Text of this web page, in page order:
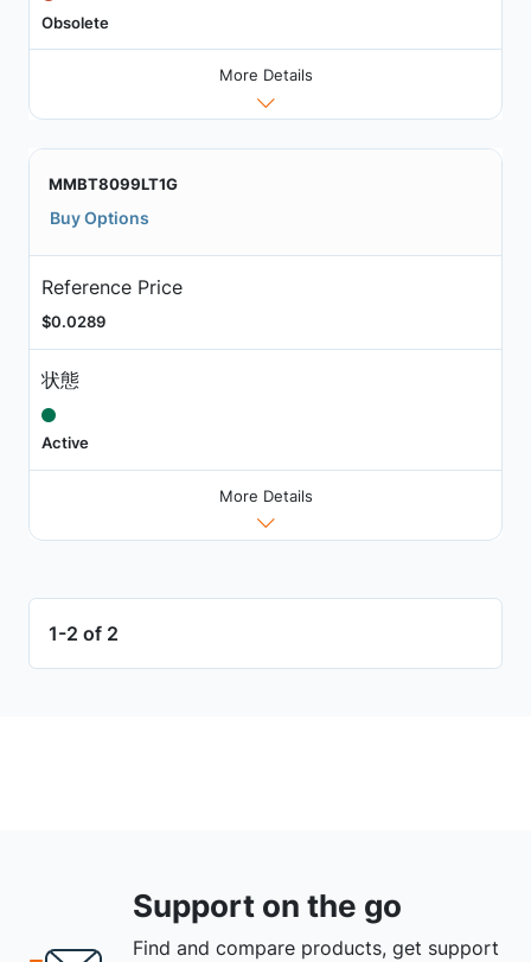
Obsolete
More Details
MMBT8099LT1G
Buy Options
Reference Price
$0.0289
状態
Active
More Details
1-2 of 2
Support on the go
Find and compare products, get support